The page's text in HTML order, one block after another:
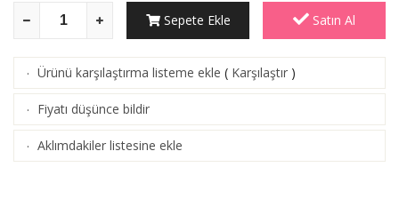
Sepete Ekle Satın Al
· Ürünü karşılaştırma listeme ekle ( Karşılaştır )
· Fiyatı düşünce bildir
· Aklımdakiler listesine ekle